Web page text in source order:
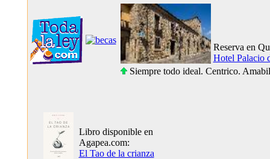
Reserva en
Hotel Palacio
Siempre todo ideal. Centrico.
Libro disponible en
Agapea.com:
El Tao de la crianza